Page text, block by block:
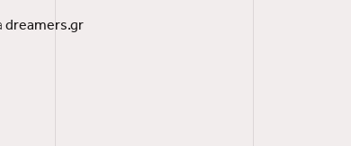
dreamers.gr